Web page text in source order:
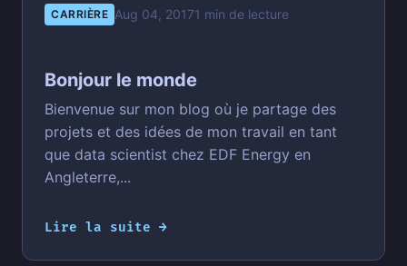
CARRIÈRE Aug 04, 20171 min de lecture
Bonjour le monde
Bienvenue sur mon blog où je partage des
projets et des idées de mon travail en tant
que data scientist chez EDF Energy en
Angleterre,...
Lire la suite →